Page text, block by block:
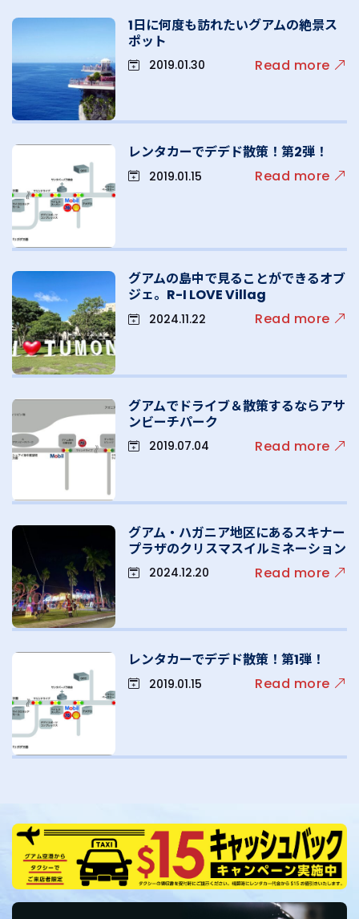
1日に何度も訪れたいグアムの絶景ス
ポット
2019.01.30 Read more
レンタカーでデデド散策！第2弾！
2019.01.15 Read more
グアムの島中で見ることができるオブ
ジェ。R-I LOVE Villag
2024.11.22 Read more
グアムでドライブ＆散策するならアサ
ンビーチパーク
2019.07.04 Read more
グアム・ハガニア地区にあるスキナー
プラザのクリスマスイルミネーション
2024.12.20 Read more
レンタカーでデデド散策！第1弾！
2019.01.15 Read more